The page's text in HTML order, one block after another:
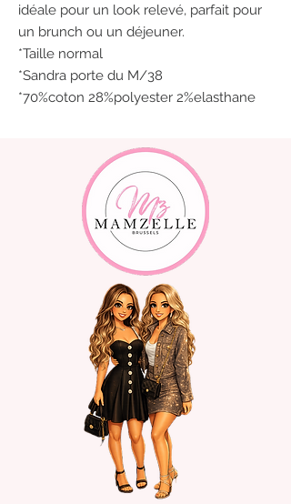
idéale pour un look relevé, parfait pour
un brunch ou un déjeuner.
*Taille normal
*Sandra porte du M/38
*70%coton 28%polyester 2%elasthane